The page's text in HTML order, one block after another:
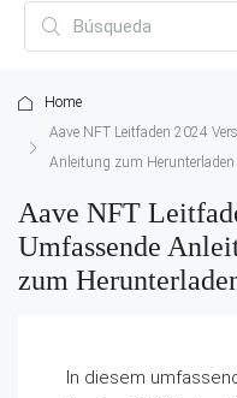
Home
Aave NFT Leitfaden 2024
Anleitung zum Herunterladen
Aave NFT
Umfassende
zum
In diesem